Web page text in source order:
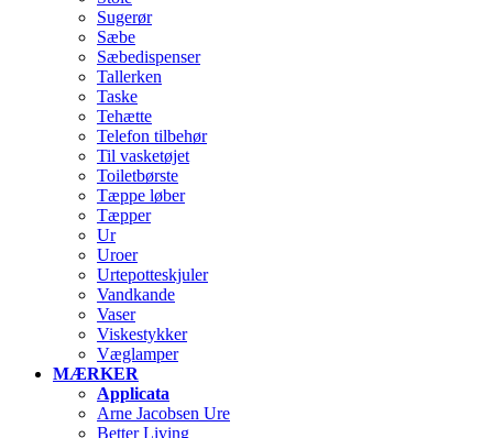
Sugerør
Sæbe
Sæbedispenser
Tallerken
Taske
Tehætte
Telefon tilbehør
Til vasketøjet
Toiletbørste
Tæppe løber
Tæpper
Ur
Uroer
Urtepotteskjuler
Vandkande
Vaser
Viskestykker
Væglamper
MÆRKER
Applicata
Arne Jacobsen Ure
Better Living